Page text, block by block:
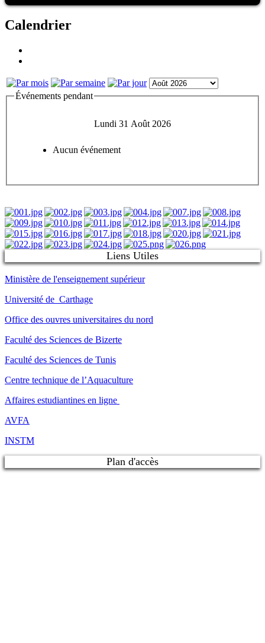
Calendrier
Événements pendant
Lundi 31 Août 2026
Aucun événement
Liens Utiles
Ministère de l'enseignement supérieur
Université de Carthage
Office des ouvres universitaires du nord
Faculté des Sciences de Bizerte
Faculté des Sciences de Tunis
Centre technique de l’Aquaculture
Affaires estudiantines en ligne
AVFA
INSTM
Plan d'accès